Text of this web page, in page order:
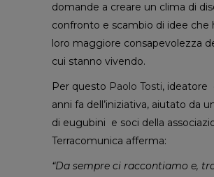
domande a creare un clima di
confronto e scambio di idee che
loro maggiore consapevolezza
cui stanno vivendo.
Per questo Paolo Tosti, ideatore
anni fa dell’iniziativa, aiutato da
di eugubini e soci della
Terracomunica afferma:
“Da sempre ci raccontiamo e,